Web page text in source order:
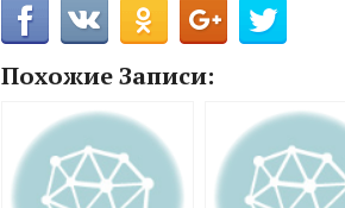
Похожие Записи: